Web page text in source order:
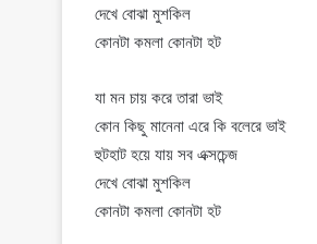
দেখে বোঝা মুশকিল
কোনটা কমলা কোনটা হট
যা মন চায় করে তারা ভাই
কোন কিছু মানেনা এরে কি বলেরে ভাই
হুটহাট হয়ে যায় সব এক্সচেন্জ
দেখে বোঝা মুশকিল
কোনটা কমলা কোনটা হট